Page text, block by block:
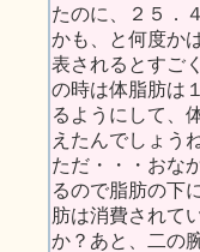
たのに、２５．
かも、と何度か
表されるとすご
の時は体脂肪は
るようにして、
えたんでしょう
ただ・・・おな
るので脂肪の下
肪は消費されて
か？あと、二の